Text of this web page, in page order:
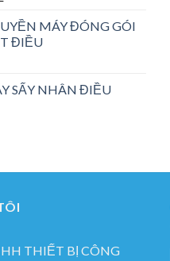
MÁY ĐÓNG GÓI
ĐIỀU
SẤY NHÂN ĐIỀU
THIẾT BỊ CÔNG